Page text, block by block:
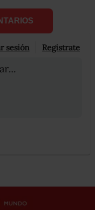
sesión Registrate